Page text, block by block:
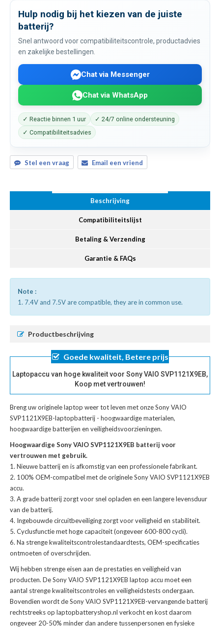
Hulp nodig bij het kiezen van de juiste
batterij?
Snel antwoord voor compatibiliteitscontrole, productadvies
en zakelijke bestellingen.
Chat via Messenger
Chat via WhatsApp
✓ Reactie binnen 1 uur
✓ 24/7 online ondersteuning
✓ Compatibiliteitsadvies
Stel een vraag Email een vriend
Beschrijving
Compatibiliteitslijst
Betaling & Verzending
Garantie & FAQs
Note :
1. 7.4V and 7.5V are compatible, they are in common use.
Productbeschrijving
Goede kwaliteit, Betere prijs
Laptopaccu van hoge kwaliteit voor Sony VAIO SVP1121X9EB,
Koop met vertrouwen!
Breng uw originele laptop weer tot leven met onzeSony VAIO
SVP1121X9EB-laptopbatterij - hoogwaardige materialen,
hoogwaardige batterijen en veiligheidsvoorzieningen.
Hoogwaardige Sony VAIO SVP1121X9EB batterij voor
vertrouwen met gebruik.
Nieuwe batterij en is afkomstig van een professionele fabrikant.
100% OEM-compatibel met deoriginele Sony VAIO SVP1121X9EB
accu.
A grade batterij zorgt voor snel opladen en een langere levensduur
van de batterij.
Ingebouwde circuitbeveiliging zorgt voor veiligheid en stabiliteit.
Cyclusfunctie met hoge capaciteit (ongeveer 600-800 cycli).
Na strenge kwaliteitscontrolestandaardtests, OEM-specificaties
ontmoeten of overschrijden.
Wij hebben strenge eisen aan de prestaties en veiligheid van
producten. DeSony VAIO SVP1121X9EB laptop accu moet een
aantal strenge kwaliteitscontroles en veiligheidstests ondergaan.
Bovendien wordt deSony VAIO SVP1121X9EB-vervangende batterij
rechtstreeks op laptopbatteryshop.nl verkocht en kost daarom
ongeveer 20-50% minder dan andere tussenpersonen en fysieke